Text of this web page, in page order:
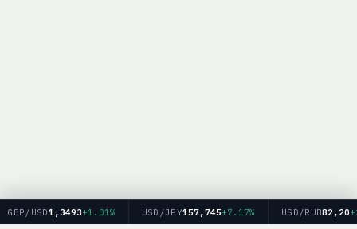
USD1,3493+1.01% USD/JPY157,745+7.17% USD/RUB82,20